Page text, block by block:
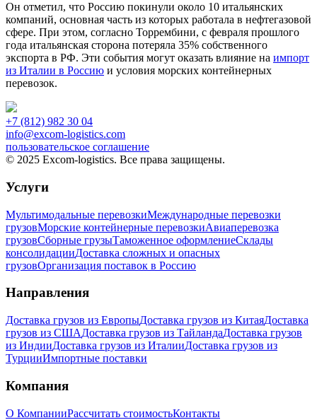
Он отметил, что Россию покинули около 10 итальянских
компаний, основная часть из которых работала в нефтегазовой
сфере. При этом, согласно Торрембини, с февраля прошлого
года итальянская сторона потеряла 35% собственного
экспорта в РФ. Эти события могут оказать влияние на импорт
из Италии в Россию и условия морских контейнерных
перевозок.
+7 (812) 982 30 04
info@excom-logistics.com
пользовательское соглашение
© 2025 Excom-logistics. Все права защищены.
Услуги
Мультимодальные перевозкиМеждународные перевозки
грузовМорские контейнерные перевозкиАвиаперевозка
грузовСборные грузыТаможенное оформлениеСклады
консолидацииДоставка сложных и опасных
грузовОрганизация поставок в Россию
Направления
Доставка грузов из ЕвропыДоставка грузов из КитаяДоставка
грузов из СШАДоставка грузов из ТайландаДоставка грузов
из ИндииДоставка грузов из ИталииДоставка грузов из
ТурцииИмпортные поставки
Компания
О КомпанииРассчитать стоимостьКонтакты